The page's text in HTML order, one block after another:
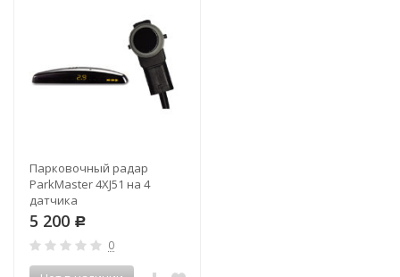
Парковочный радар
ParkMaster 4XJ51 на 4
датчика
5 200 Р
0